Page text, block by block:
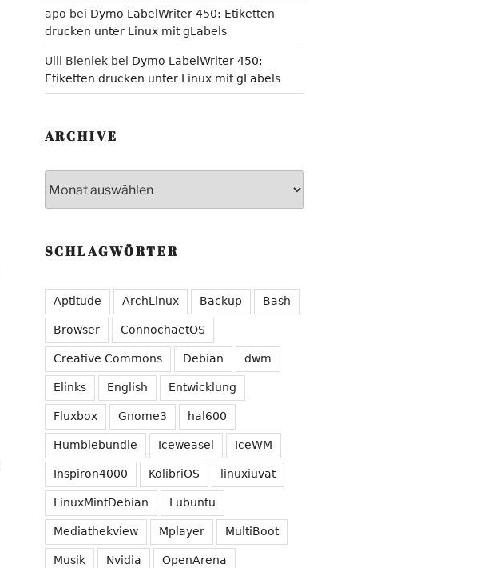
apo bei Dymo LabelWriter 450: Etiketten
drucken unter Linux mit gLabels
Ulli Bieniekbei Dymo LabelWriter 450:
Etiketten drucken unter Linux mit gLabels
ARCHIVE
SCHLAGWÖRTER
Aptitude ArchLinux Backup Bash
Browser ConnochaetOS
Creative Commons Debian dwm
Elinks English Entwicklung
Fluxbox Gnome3 hal600
Humblebundle Iceweasel IceWM
Inspiron4000 KolibriOS linuxiuvat
LinuxMintDebian Lubuntu
Mediathekview Mplayer MultiBoot
Musik Nvidia OpenArena